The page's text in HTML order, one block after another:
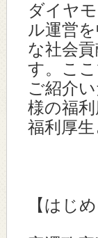
ダイヤ
ル運営
な社会
す。こ
ご紹介
様の福
福利厚
【はじめ